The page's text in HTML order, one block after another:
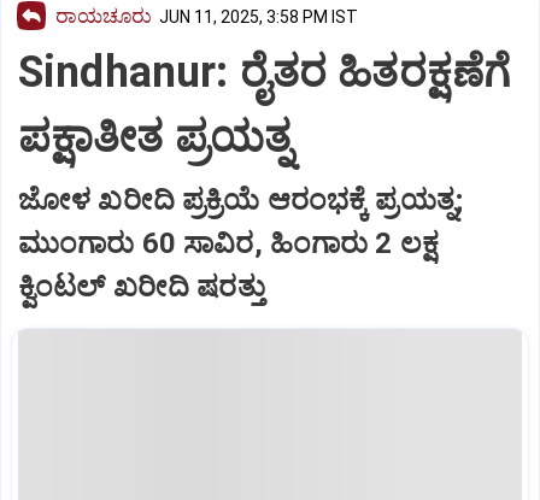
ರಾಯಚೂರು JUN 11, 2025, 3:58 PM IST
Sindhanur: ರೈತರ ಹಿತರಕ್ಷಣೆಗೆ
ಪಕ್ಷಾತೀತ ಪ್ರಯತ್ನ
ಜೋಳ ಖರೀದಿ ಪ್ರಕ್ರಿಯೆ ಆರಂಭಕ್ಕೆ ಪ್ರಯತ್ನ;
ಮುಂಗಾರು 60 ಸಾವಿರ, ಹಿಂಗಾರು 2 ಲಕ್ಷ
ಕ್ವಿಂಟಲ್‌ ಖರೀದಿ ಷರತ್ತು